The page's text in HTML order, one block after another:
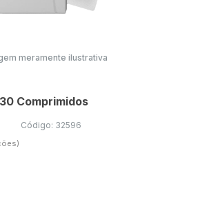
meramente ilustrativa
Comprimidos
Código: 32596